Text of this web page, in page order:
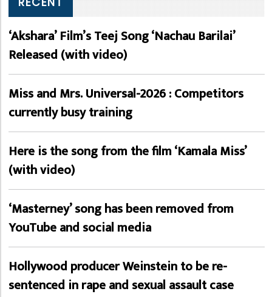
‘Akshara’ Film’s Teej Song ‘Nachau Barilai’
Released (with video)
Miss and Mrs. Universal-2026 : Competitors
currently busy training
Here is the song from the film ‘Kamala Miss’
(with video)
‘Masterney’ song has been removed from
YouTube and social media
Hollywood producer Weinstein to be re-
sentenced in rape and sexual assault case